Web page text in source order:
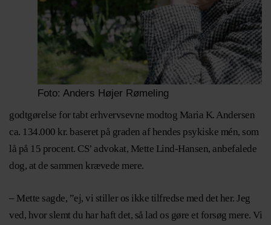
Foto: Anders Højer Rømeling
godtgørelse for tabt erhvervsevne modtog Maria K. Andersen
ca. 134.000 kr. baseret på graden af hendes psykiske mén, som
lå på 15 procent. CS’ advokat, Mette Lind-Hansen, anbefalede
dog, at de sammen krævede mere.
– Mette sagde, ”ej, vi stiller os ikke tilfredse med det her. Jeg
ved, hvor slemt du har haft det, så lad os gøre et forsøg mere. Vi